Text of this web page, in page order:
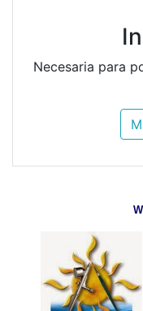
Necesaria para